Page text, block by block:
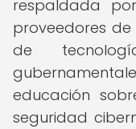
respaldada
proveedores de
de
educación
seguridad